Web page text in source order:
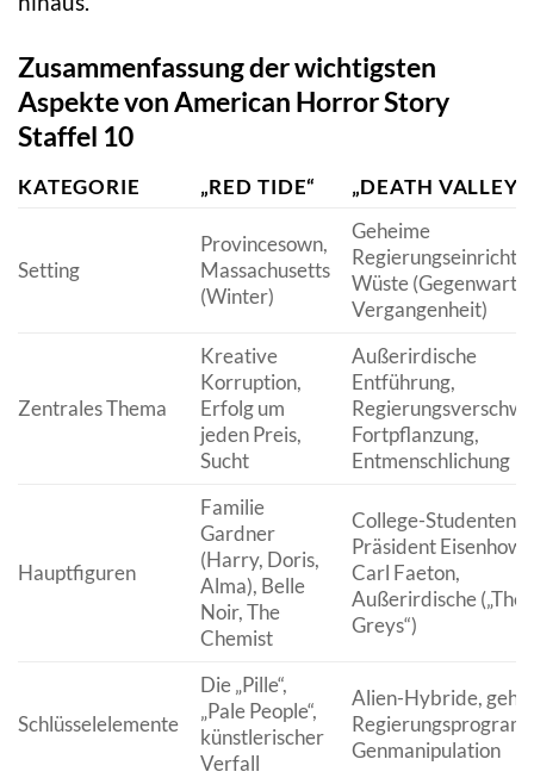
Zusammenfassung der wichtigsten
Aspekte von American Horror Story
Staffel 10
KATEGORIE „RED TIDE“ „DEATH VALLEY“
Setting
Provincesown,
Massachusetts
(Winter)
Geheime
Wüste (Gegenwart
Vergangenheit)
Zentrales Thema
Kreative
Korruption,
Erfolg um
jeden Preis,
Sucht
Außerirdische
Entführung,
Fortpflanzung,
Entmenschlichung
Hauptfiguren
Familie
Gardner
(Harry, Doris,
Alma), Belle
Noir, The
Chemist
College-Studenten,
Präsident
Carl Faeton,
Außerirdische („The
Greys“)
Schlüsselelemente
Die „Pille“,
„Pale People“,
künstlerischer
Verfall
Alien-Hybride,
Genmanipulation